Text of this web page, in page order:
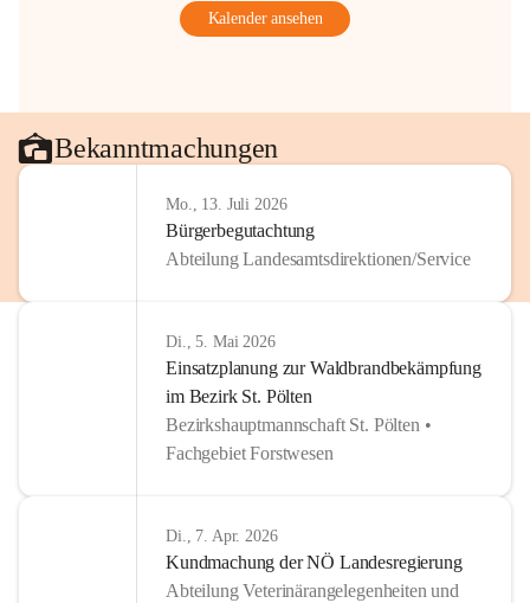
Kalender ansehen
Bekanntmachungen
Mo., 13. Juli 2026
Bürgerbegutachtung
Abteilung Landesamtsdirektionen/Service
Di., 5. Mai 2026
Einsatzplanung zur Waldbrandbekämpfung
im Bezirk St. Pölten
Bezirkshauptmannschaft St. Pölten •
Fachgebiet Forstwesen
Di., 7. Apr. 2026
Kundmachung der NÖ Landesregierung
Abteilung Veterinärangelegenheiten und